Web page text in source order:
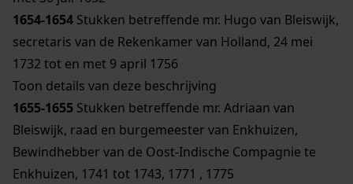
1654-1654 Stukken betreffende mr. Hugo van Bleiswijk,
secretaris van de Rekenkamer van Holland, 24 mei
1732 tot en met 9 april 1756
Toon details van deze beschrijving
1655-1655 Stukken betreffende mr. Adriaan van
Bleiswijk, raad en burgemeester van Enkhuizen,
Bewindhebber van de Oost-Indische Compagnie te
Enkhuizen, 1741 tot 1743, 1771 , 1775